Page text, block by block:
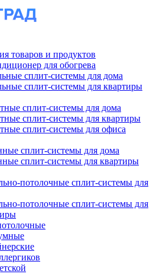
товаров и продуктов
для обогрева
сплит-системы для дома
сплит-системы для квартиры
сплит-системы для дома
сплит-системы для квартиры
сплит-системы для офиса
сплит-системы для дома
сплит-системы для квартиры
потолочные сплит-системы для
потолочные сплит-системы для